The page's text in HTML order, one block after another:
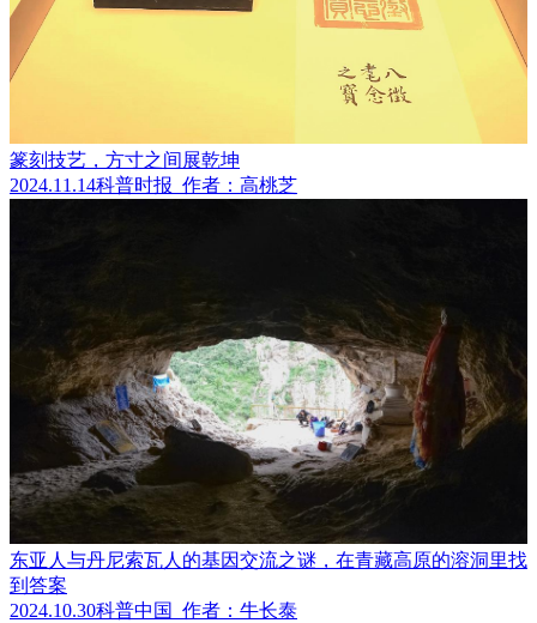
篆刻技艺，方寸之间展乾坤
2024.11.14科普时报 作者：高桃芝
东亚人与丹尼索瓦人的基因交流之谜，在青藏高原的溶洞里找
到答案
2024.10.30科普中国 作者：牛长泰